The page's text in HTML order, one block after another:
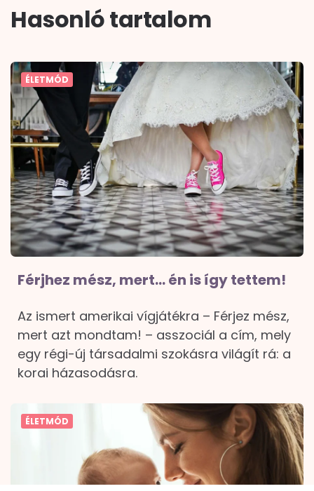
Hasonló tartalom
ÉLETMÓD
Férjhez mész, mert… én is így tettem!
Az ismert amerikai vígjátékra – Férjez mész,
mert azt mondtam! – asszociál a cím, mely
egy régi-új társadalmi szokásra világít rá: a
korai házasodásra.
ÉLETMÓD